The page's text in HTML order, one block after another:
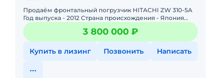
Продаём фронтальный погрузчик HITACHI ZW 310-5A
Год выпуска - 2012 Страна происхождения - Япония
Двигатель Cummins Объём ковша - 7м3
Эксплуатационная масса3 800 000 ₽
Купить в лизинг Позвонить Написать